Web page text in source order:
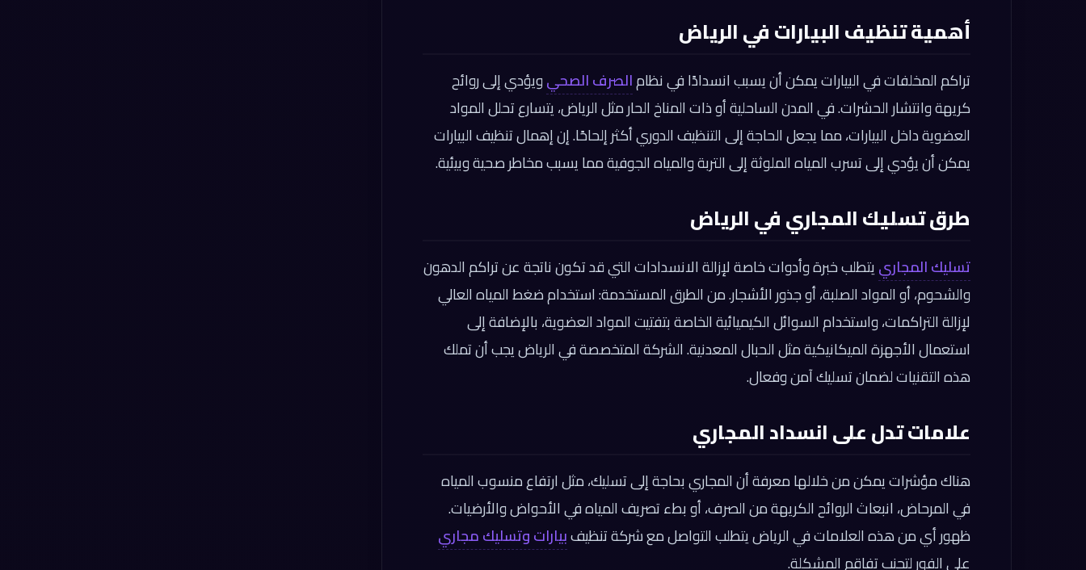
أهمية تنظيف البيارات في الرياض
تراكم المخلفات في البيارات يمكن أن يسبب انسدادًا في نظامالصرف الصحيويؤدي إلى روائح
كريهة وانتشار الحشرات. في المدن الساحلية أو ذات المناخ الحار مثل الرياض، يتسارع تحلل المواد
العضوية داخل البيارات، مما يجعل الحاجة إلى التنظيف الدوري أكثر إلحاحًا. إن إهمال تنظيف البيارات
يمكن أن يؤدي إلى تسرب المياه الملوثة إلى التربة والمياه الجوفية مما يسبب مخاطر صحية وبيئية.
طرق تسليك المجاري في الرياض
تسليك المجارييتطلب خبرة وأدوات خاصة لإزالة الانسدادات التي قد تكون ناتجة عن تراكم الدهون
والشحوم، أو المواد الصلبة، أو جذور الأشجار. من الطرق المستخدمة: استخدام ضغط المياه العالي
لإزالة التراكمات، واستخدام السوائل الكيميائية الخاصة بتفتيت المواد العضوية، بالإضافة إلى
استعمال الأجهزة الميكانيكية مثل الحبال المعدنية. الشركة المتخصصة في الرياض يجب أن تملك
هذه التقنيات لضمان تسليك آمن وفعال.
علامات تدل على انسداد المجاري
هناك مؤشرات يمكن من خلالها معرفة أن المجاري بحاجة إلى تسليك، مثل ارتفاع منسوب المياه
في المرحاض، انبعاث الروائح الكريهة من الصرف، أو بطء تصريف المياه في الأحواض والأرضيات.
ظهور أي من هذه العلامات في الرياض يتطلب التواصل مع شركة تنظيفبيارات وتسليك مجاري
على الفور لتجنب تفاقم المشكلة.